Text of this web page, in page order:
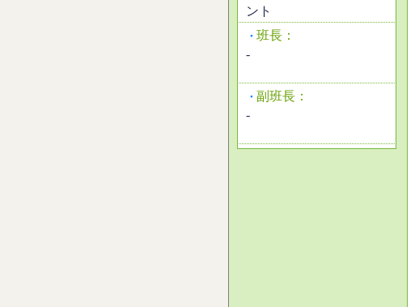
ント
・ 班長：
-
・ 副班長：
-